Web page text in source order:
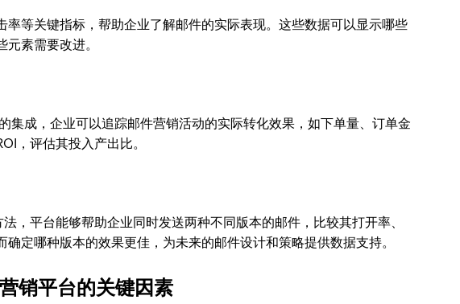
率等关键指标，帮助企业了解邮件的实际表现。这些数据可以显示哪些
素需要改进。
集成，企业可以追踪邮件营销活动的实际转化效果，如下单量、订单金
，评估其投入产出比。
，平台能够帮助企业同时发送两种不同版本的邮件，比较其打开率、
确定哪种版本的效果更佳，为未来的邮件设计和策略提供数据支持。
销平台的关键因素